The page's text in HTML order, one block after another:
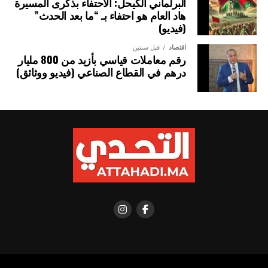
البلدين، من خلال إرساء مشاريع مهيكلة في مجالات الفلاحة،
والطاقة، والتجارة، والاقتصاد الرقمي وغيرها.
هاد العام هو احتفاء بـ “ما بعد الحدث”
(فيديو)
اقتصاد قبل سنتين
رقم معاملات قياسي بأزيد من 800 مليار
درهم في القطاع الصناعي (فيديو ووثائق)